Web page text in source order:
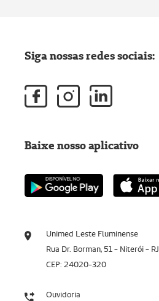
Unimed Leste Fluminense
Rua Dr. Borman, 51 - Niterói - RJ
CEP: 24020-320
Ouvidoria
Siga nossas redes sociais:
Baixe nosso aplicativo